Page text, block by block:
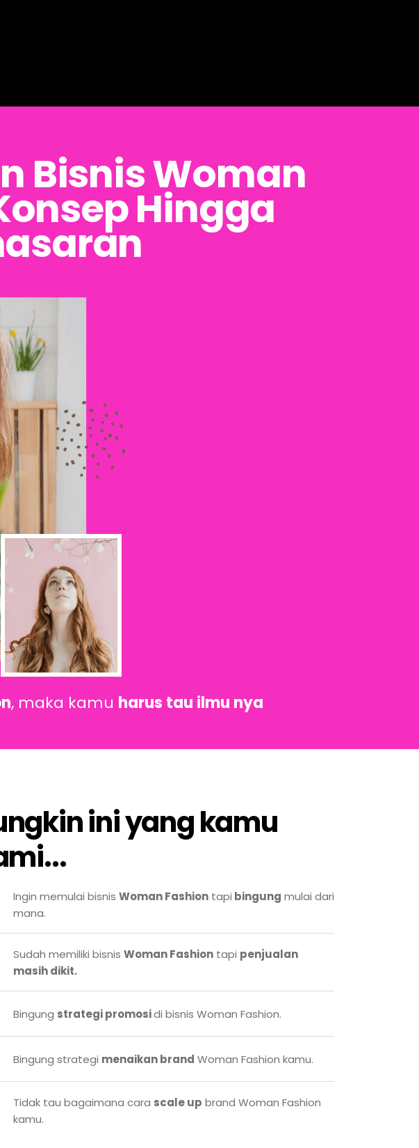
Bisnis Woman
Hingga
, maka kamu harus tau ilmu nya
ini yang kamu
Ingin memulai bisnis Woman Fashiontapi bingung mulai dari
mana.
Sudah memiliki bisnis Woman Fashiontapi penjualan
masih dikit.
Bingung strategi promosidi bisnis Woman Fashion.
Bingung strategi menaikan brand Woman Fashion kamu.
Tidak tau bagaimana cara scale up brand Woman Fashion
kamu.